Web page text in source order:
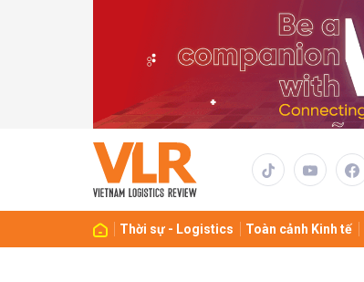
Thời sự - Logistics Toàn cảnh Kinh tế